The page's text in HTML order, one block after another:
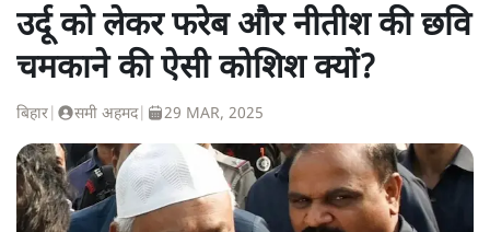
उर्दू को लेकर फरेब और नीतीश की छवि
चमकाने की ऐसी कोशिश क्यों?
बिहार समी अहमद| 29 MAR, 2025